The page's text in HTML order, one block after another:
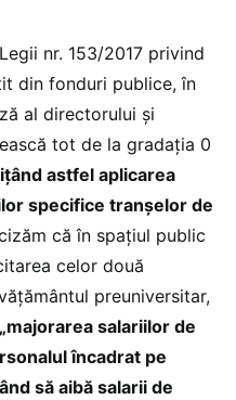
nr. 153/2017 privind
din fonduri publice, în
al directorului și
tot de la gradația 0
astfel aplicarea
specifice tranșelor de
că în spațiul public
celor două
preuniversitar,
„majorarea salariilor de
încadrat pe
să aibă salarii de